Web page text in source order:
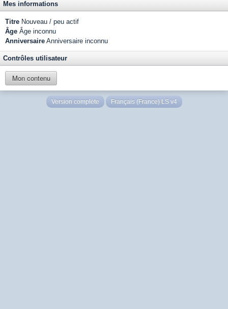
Mes informations
Titre Nouveau / peu actif
Âge Âge inconnu
Anniversaire Anniversaire inconnu
Contrôles utilisateur
Mon contenu
Version complète Français (France) LS v4